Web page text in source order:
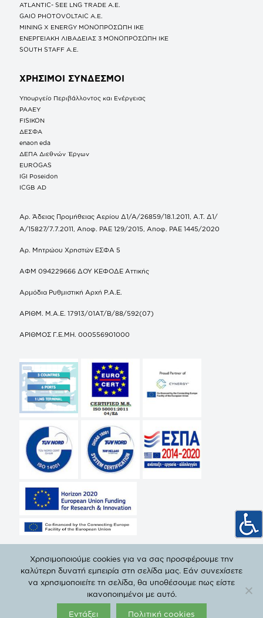
ATLANTIC- SEE LNG TRADE A.E.
GAIO PHOTOVOLTAIC Α.Ε.
MINING X ENERGY ΜΟΝΟΠΡΟΣΩΠΗ ΙΚΕ
ΕΝΕΡΓΕΙΑΚΗ ΛΙΒΑΔΕΙΑΣ 3 ΜΟΝΟΠΡΟΣΩΠΗ ΙΚΕ
SOUTH STAFF Α.Ε.
ΧΡΗΣΙΜΟΙ ΣΥΝΔΕΣΜΟΙ
Υπουργείο Περιβάλλοντος και Ενέργειας
ΡΑΑΕΥ
FISIKON
ΔΕΣΦΑ
enaon eda
ΔΕΠΑ Διεθνών Έργων
EUROGAS
IGI Poseidon
ICGB AD
Αρ. Άδειας Προμήθειας Αερίου Δ1/Α/26859/18.1.2011, Α.Τ. Δ1/
Α/15827/7.7.2011, Αποφ. ΡΑΕ 129/2015, Αποφ. ΡΑΕ 1445/2020
Αρ. Μητρώου Χρηστών ΕΣΦΑ 5
ΑΦΜ 094229666 ΔΟΥ ΚΕΦΟΔΕ Αττικής
Αρμόδια Ρυθμιστική Αρχή Ρ.Α.Ε.
ΑΡΙΘΜ. Μ.Α.Ε. 17913/01ΑΤ/Β/88/592(07)
ΑΡΙΘΜΟΣ Γ.Ε.ΜΗ. 000556901000
© Copyright 2019 ΔΕΠΑ | All Rights Reserved. |
Προστασίας Προσωπικών Δεδομένων
Χρησιμοποιούμε cookies για να σας προσφέρουμε την
καλύτερη δυνατή εμπειρία στη σελίδα μας. Εάν συνεχίσετε
να χρησιμοποιείτε τη σελίδα, θα υποθέσουμε πως είστε
ικανοποιημένοι με αυτό.
Εντάξει Πολιτική cookies